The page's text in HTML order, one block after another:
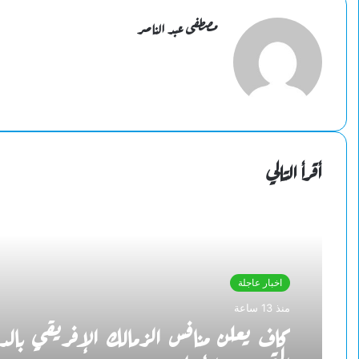
مصطفى عبد الناصر
أقرأ التالي
اخبار عاجلة
منذ 13 ساعة
كاف يعلن منافس الزمالك الإفريقي